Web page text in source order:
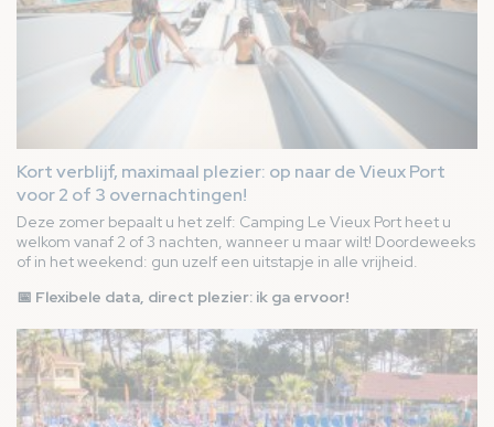
Kort verblijf, maximaal plezier: op naar de Vieux Port
voor 2 of 3 overnachtingen!
Deze zomer bepaalt u het zelf: Camping Le Vieux Port heet u
welkom vanaf 2 of 3 nachten, wanneer u maar wilt! Doordeweeks
of in het weekend: gun uzelf een uitstapje in alle vrijheid.
📅 Flexibele data, direct plezier: ik ga ervoor!